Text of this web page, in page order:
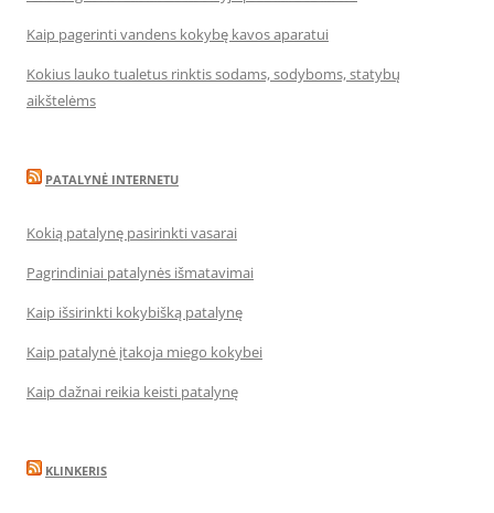
Kaip pagerinti vandens kokybę kavos aparatui
Kokius lauko tualetus rinktis sodams, sodyboms, statybų
aikštelėms
PATALYNĖ INTERNETU
Kokią patalynę pasirinkti vasarai
Pagrindiniai patalynės išmatavimai
Kaip išsirinkti kokybišką patalynę
Kaip patalynė įtakoja miego kokybei
Kaip dažnai reikia keisti patalynę
KLINKERIS